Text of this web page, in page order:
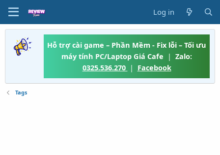
Log in
Hỗ trợ cài game – Phần Mềm - Fix lỗi – Tối ưu
máy tính PC/Laptop Giá Cafe | Zalo:
0325.536.270 | Facebook
Tags